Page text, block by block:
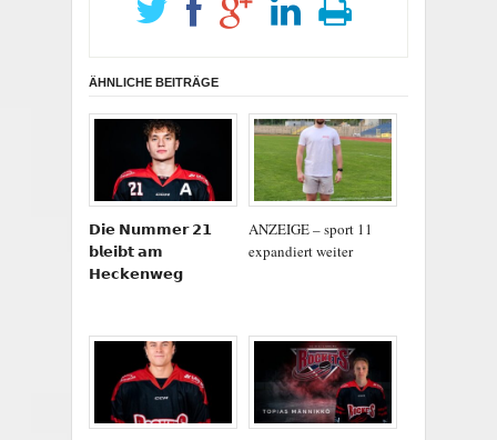
ÄHNLICHE BEITRÄGE
𝗗𝗶𝗲 𝗡𝘂𝗺𝗺𝗲𝗿 𝟮𝟭
𝗯𝗹𝗲𝗶𝗯𝘁 𝗮𝗺
𝗛𝗲𝗰𝗸𝗲𝗻𝘄𝗲𝗴
ANZEIGE – sport 11
expandiert weiter